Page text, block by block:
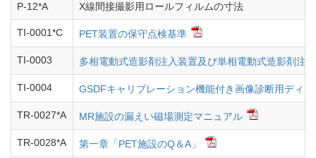
P-12*A X線間接撮影用ロールフィルムの寸法
TI-0001*C PET装置の保守点検基準
TI-0003 多相電動式造影剤注入装置及び単相電動式造影剤注
TI-0004 GSDFキャリブレーション機能付き画像診断用ディ
TR-0027*A MR施設の漏えい磁場測定マニュアル
TR-0028*A 第一章「PET施設のQ＆A」